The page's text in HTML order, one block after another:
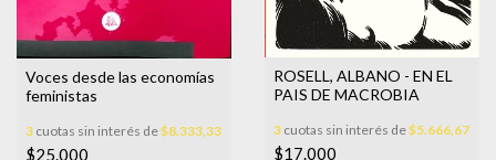
Voces desde las economías
feministas
3 cuotas sin interés de$8.333,33
$25.000
ROSELL, ALBANO - EN EL
PAIS DE MACROBIA
3 cuotas sin interés de$5.666,67
$17.000